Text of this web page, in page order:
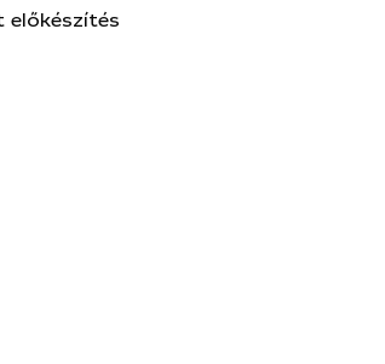
előkészítés